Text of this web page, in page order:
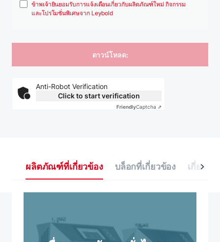
ข้าพเจ้ายินยอมรับการแจ้งเตือนเกี่ยวกับผลิตภัณฑ์ใหม่ กิจกรรม
และโปรโมชั่นพิเศษจาก Leybold
Anti-Robot Verification
Click to start verification
FriendlyCaptcha ⇗
ผลิตภัณฑ์ที่เกี่ยวข้อง บล็อกที่เกี่ยวข้อง เกี่ยวข้อ